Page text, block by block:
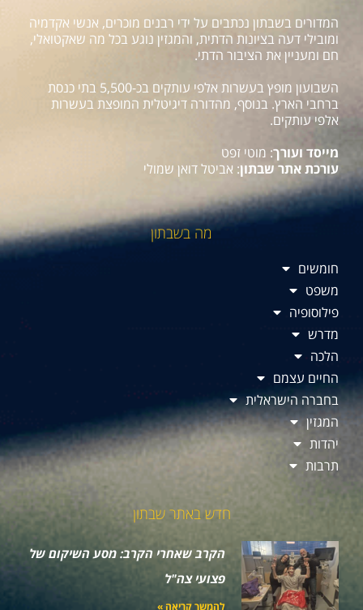
המדורים בשבתון נכתבים על ידי רבנים מוכרים, אנשי אקדמיה
ומובילי דעה בציונות הדתית, והמגזין נוגע בכל מה שאקטואלי,
חם ומעניין את הציבור הדתי.
השבועון מופץ בעשרות אלפי עותקים בכ-5,500 בתי כנסת
ברחבי הארץ. בנוסף, מהדורה דיגיטלית המופצת בעשרות
אלפי עותקים.
מייסד ועורך: מוטי זפט
עורכת אתר שבתון: אביטל דואן שמולי
מה בשבתון
חומשים
משפט
פילוסופיה
מדרש
הלכה
החיים עצמם
בחברה הישראלית
המגזין
יהדות
תרבות
חדש באתר שבתון
הקרב שאחרי הקרב: מסע השיקום של
פצועי צה"ל
להמשך קריאה »